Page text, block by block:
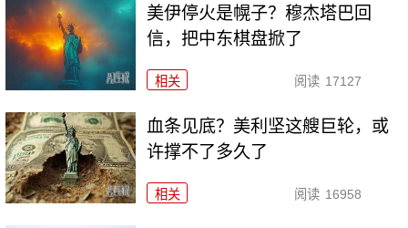
美伊停火是幌子？穆杰塔巴回
信，把中东棋盘掀了
相关 阅读 17127
血条见底？美利坚这艘巨轮，或
许撑不了多久了
相关 阅读 16958